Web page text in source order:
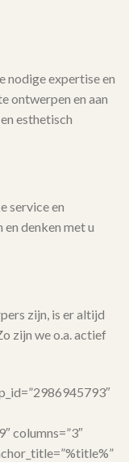
nodige expertise en
ontwerpen en aan
esthetisch
service en
denken met u
zijn, is er altijd
zijn we o.a. actief
columns=”3″